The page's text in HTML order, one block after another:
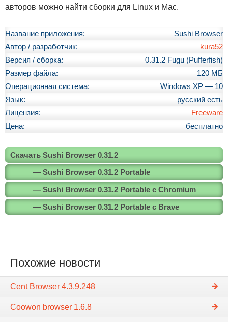
авторов можно найти сборки для Linux и Mac.
Название приложения:
Sushi Browser
Автор / разработчик:
kura52
Версия / сборка:
0.31.2 Fugu (Pufferfish)
Размер файла:
120 МБ
Операционная система:
Windows XP — 10
Язык:
русский есть
Лицензия:
Freeware
Цена:
бесплатно
Скачать Sushi Browser 0.31.2
— Sushi Browser 0.31.2 Portable
— Sushi Browser 0.31.2 Portable с Chromium
— Sushi Browser 0.31.2 Portable с Brave
Похожие новости
Cent Browser 4.3.9.248
Coowon browser 1.6.8